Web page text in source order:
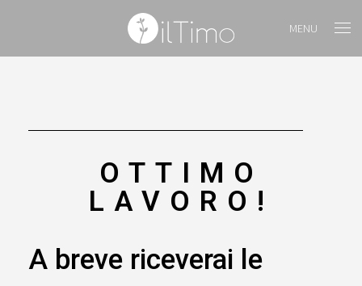
MENU
OTTIMO
LAVORO!
A breve riceverai le